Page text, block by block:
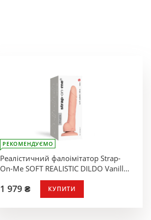
РЕКОМЕНДУЄМО
Реалістичний фалоімітатор Strap-
On-Me SOFT REALISTIC DILDO Vanilla -
1 979 ₴ КУПИТИ